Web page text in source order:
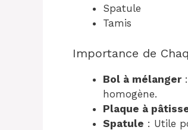
Spatule
Tamis
Importance de
Bol à mélanger:
homogène.
Plaque à
Spatule : Utile